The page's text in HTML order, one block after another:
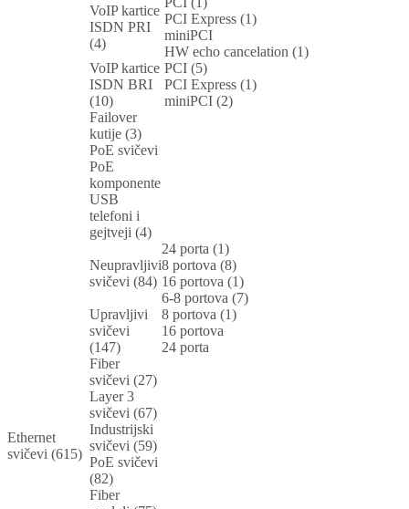
VoIP kartice
ISDN PRI
(4)
PCI Express (1)
miniPCI
HW echo cancelation (1)
VoIP kartice
ISDN BRI
(10)
PCI (5)
PCI Express (1)
miniPCI (2)
Failover
kutije (3)
PoE svičevi
PoE
komponente
USB
telefoni i
gejtveji (4)
Ethernet
svičevi (615)
Neupravljivi
svičevi (84)
24 porta (1)
8 portova (8)
16 portova (1)
6-8 portova (7)
Upravljivi
svičevi
(147)
8 portova (1)
16 portova
24 porta
Fiber
svičevi (27)
Layer 3
svičevi (67)
Industrijski
svičevi (59)
PoE svičevi
(82)
Fiber